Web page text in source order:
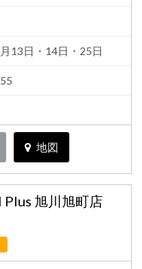
13日・14日・25日
地図
旭川旭町店